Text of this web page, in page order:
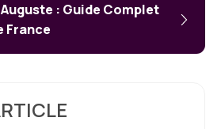
: Guide Complet
France